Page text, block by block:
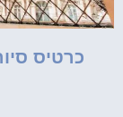
כרטיס